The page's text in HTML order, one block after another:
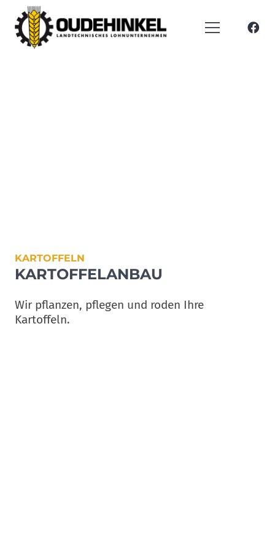
KARTOFFELN
KARTOFFELANBAU
Wir pflanzen, pflegen und roden Ihre
Kartoffeln.